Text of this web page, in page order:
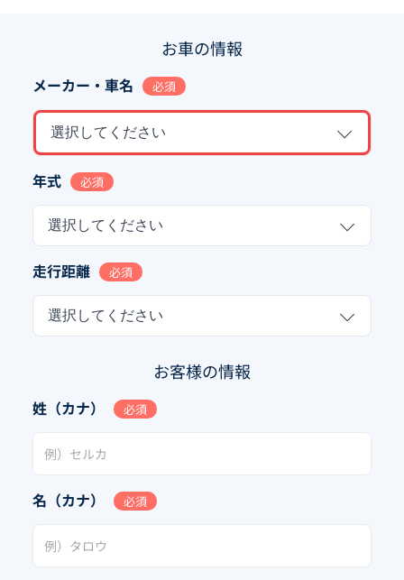
お車の情報
メーカー・車名 必須
選択してください
年式 必須
選択してください
走行距離 必須
選択してください
お客様の情報
姓（カナ） 必須
名（カナ） 必須